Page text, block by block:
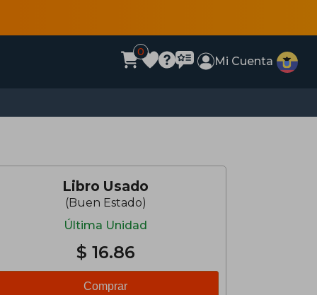
0
Mi Cuenta
Libro Usado
(Buen Estado)
Última Unidad
$ 16.86
Comprar